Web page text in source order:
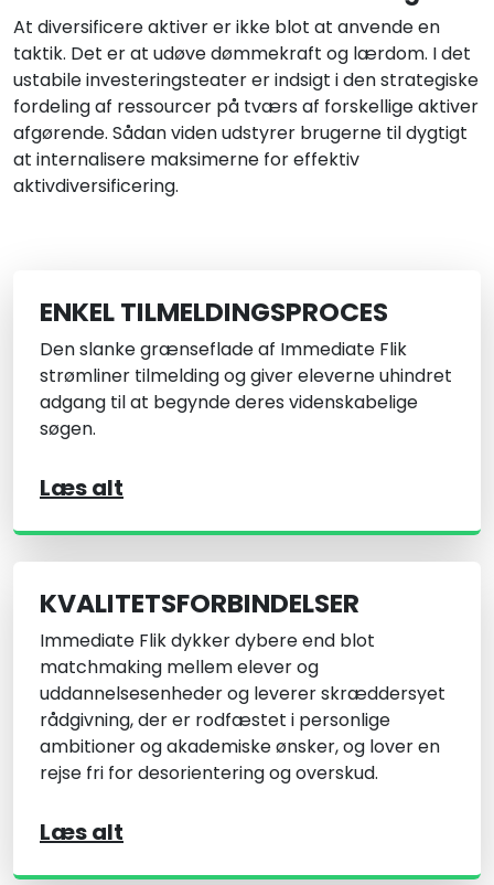
At diversificere aktiver er ikke blot at anvende en
taktik. Det er at udøve dømmekraft og lærdom. I det
ustabile investeringsteater er indsigt i den strategiske
fordeling af ressourcer på tværs af forskellige aktiver
afgørende. Sådan viden udstyrer brugerne til dygtigt
at internalisere maksimerne for effektiv
aktivdiversificering.
ENKEL TILMELDINGSPROCES
Den slanke grænseflade af Immediate Flik
strømliner tilmelding og giver eleverne uhindret
adgang til at begynde deres videnskabelige
søgen.
Læs alt
KVALITETSFORBINDELSER
Immediate Flik dykker dybere end blot
matchmaking mellem elever og
uddannelsesenheder og leverer skræddersyet
rådgivning, der er rodfæstet i personlige
ambitioner og akademiske ønsker, og lover en
rejse fri for desorientering og overskud.
Læs alt